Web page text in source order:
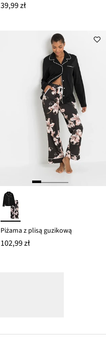
39,99 zł
Piżama z plisą guzikową
102,99 zł